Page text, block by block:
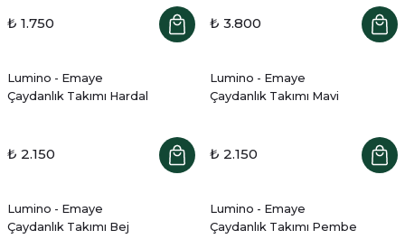
₺ 1.750 ₺ 3.800
Lumino - Emaye
Çaydanlık Takımı Hardal
₺ 2.150
Lumino - Emaye
Çaydanlık Takımı Mavi
₺ 2.150
Lumino - Emaye
Çaydanlık Takımı Bej
Lumino - Emaye
Çaydanlık Takımı Pembe